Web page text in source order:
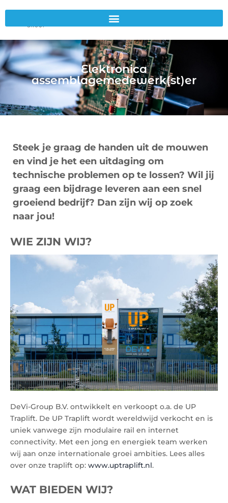
Elektronica
assemblagemedewerk(st)er
Steek je graag de handen uit de mouwen
en vind je het een uitdaging om
technische problemen op te lossen? Wil jij
graag een bijdrage leveren aan een snel
groeiend bedrijf? Dan zijn wij op zoek
naar jou!
WIE ZIJN WIJ?
DeVi-Group B.V. ontwikkelt en verkoopt o.a. de UP
Traplift. De UP Traplift wordt wereldwijd verkocht en is
uniek vanwege zijn modulaire rail en internet
connectivity. Met een jong en energiek team werken
wij aan onze internationale groei ambities. Lees alles
over onze traplift op: www.uptraplift.nl.
WAT BIEDEN WIJ?